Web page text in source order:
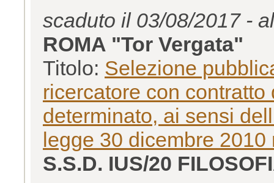
scaduto il 03/08/2017 -
ROMA "Tor Vergata"
Titolo: Selezione
ricercatore con
determinato, ai sensi
legge 30 dicembre 2010
S.S.D. IUS/20